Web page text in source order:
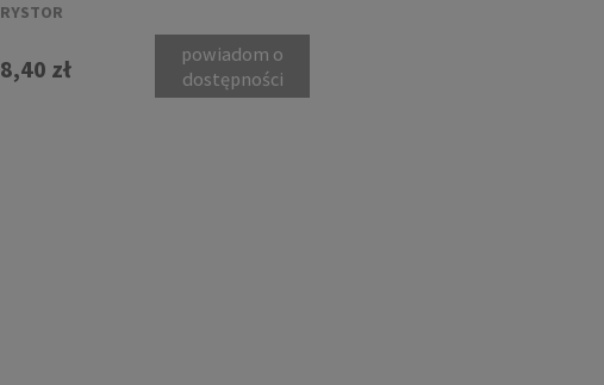
RYSTOR
8,40 zł
powiadom o
dostępności